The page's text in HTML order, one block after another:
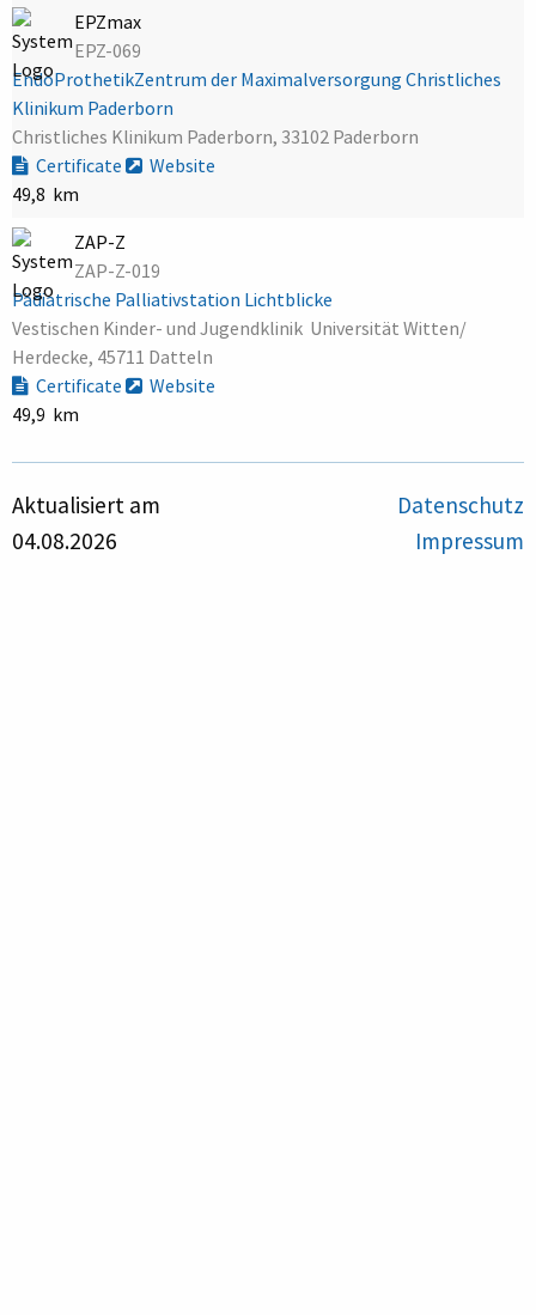
EPZmax
EPZ-069
EndoProthetikZentrum der Maximalversorgung Christliches
Klinikum Paderborn
Christliches Klinikum Paderborn, 33102 Paderborn
Certificate
Website
49,8 km
ZAP-Z
ZAP-Z-019
Pädiatrische Palliativstation Lichtblicke
Vestischen Kinder- und Jugendklinik  Universität Witten/
Herdecke, 45711 Datteln
Certificate
Website
49,9 km
Aktualisiert am
04.08.2026
Datenschutz
Impressum